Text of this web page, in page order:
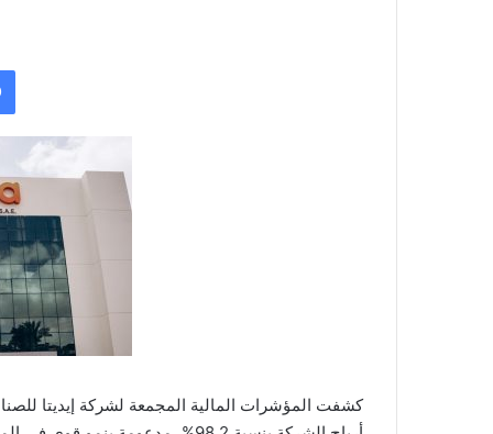
كشفت المؤشرات المالية المجمعة لشركة إيديتا